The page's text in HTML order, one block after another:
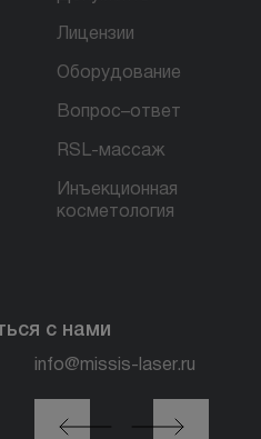
Лицензии
Оборудование
Вопрос–ответ
RSL-массаж
Инъекционная
косметология
с нами
info@missis-laser.ru
г. Москва м. Трубная,
ул. Петровка, 26, стр.